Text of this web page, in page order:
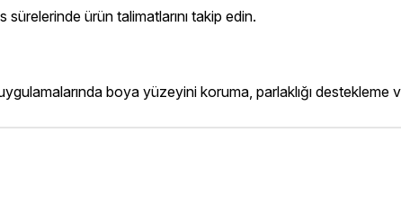
ürün talimatlarını takip edin.
boya yüzeyini koruma, parlaklığı destekleme